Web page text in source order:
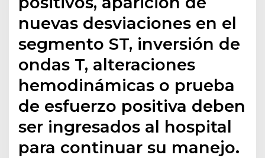
nuevas desviaciones en el
segmento ST, inversión de
ondas T, alteraciones
hemodinámicas o prueba
de esfuerzo positiva deben
ser ingresados al hospital
para continuar su manejo.